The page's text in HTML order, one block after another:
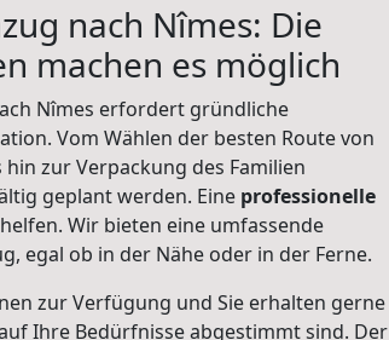
nach Nîmes: Die
machen es möglich
Nîmes erfordert gründliche
Vom Wählen der besten Route von
zur Verpackung des Familien
geplant werden. Eine professionelle
Wir bieten eine umfassende
egal ob in der Nähe oder in der Ferne.
zur Verfügung und Sie erhalten gerne
Ihre Bedürfnisse abgestimmt sind. Der